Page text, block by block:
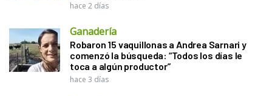
hace 2 días
Ganadería
Robaron 15 vaquillonas a Andrea Sarnari y
comenzó la búsqueda: “Todos los días le
toca a algún productor”
hace 3 días